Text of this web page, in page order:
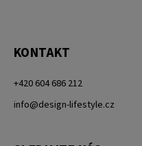
KONTAKT
+420 604 686 212
info@design-lifestyle.cz